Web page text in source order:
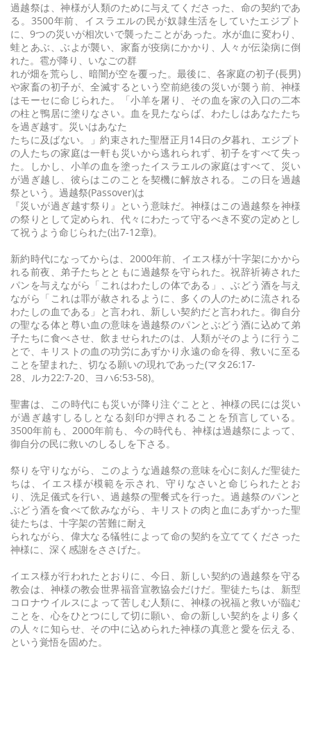
過越祭は、神様が人類のために与えてくださった、命の契約であ
る。3500年前、イスラエルの民が奴隷生活をしていたエジプト
に、9つの災いが相次いで襲ったことがあった。水が血に変わり、
蛙とあぶ、ぶよが襲い、家畜が疫病にかかり、人々が伝染病に倒
れた。雹が降り、いなごの群
れが畑を荒らし、暗闇が空を覆った。最後に、各家庭の初子(長男)
や家畜の初子が、全滅するという空前絶後の災いが襲う前、神様
はモーセに命じられた。「小羊を屠り、その血を家の入口の二本
の柱と鴨居に塗りなさい。血を見たならば、わたしはあなたたち
を過ぎ越す。災いはあなた
たちに及ばない。」約束された聖暦正月14日の夕暮れ、エジプト
の人たちの家庭は一軒も災いから逃れられず、初子をすべて失っ
た。しかし、小羊の血を塗ったイスラエルの家庭はすべて、災い
が過ぎ越し、彼らはこのことを契機に解放される。この日を過越
祭という。過越祭(Passover)は
『災いが過ぎ越す祭り』という意味だ。神様はこの過越祭を神様
の祭りとして定められ、代々にわたって守るべき不変の定めとし
て祝うよう命じられた(出7-12章)。
新約時代になってからは、2000年前、イエス様が十字架にかから
れる前夜、弟子たちとともに過越祭を守られた。祝辞祈祷された
パンを与えながら「これはわたしの体である」、ぶどう酒を与え
ながら「これは罪が赦されるように、多くの人のために流される
わたしの血である」と言われ、新しい契約だと言われた。御自分
の聖なる体と尊い血の意味を過越祭のパンとぶどう酒に込めて弟
子たちに食べさせ、飲ませられたのは、人類がそのように行うこ
とで、キリストの血の功労にあずかり永遠の命を得、救いに至る
ことを望まれた、切なる願いの現れであった(マタ26:17-
28、ルカ22:7-20、ヨハ6:53-58)。
聖書は、この時代にも災いが降り注ぐことと、神様の民には災い
が過ぎ越すしるしとなる刻印が押されることを預言している。
3500年前も、2000年前も、今の時代も、神様は過越祭によって、
御自分の民に救いのしるしを下さる。
祭りを守りながら、このような過越祭の意味を心に刻んだ聖徒た
ちは、イエス様が模範を示され、守りなさいと命じられたとお
り、洗足儀式を行い、過越祭の聖餐式を行った。過越祭のパンと
ぶどう酒を食べて飲みながら、キリストの肉と血にあずかった聖
徒たちは、十字架の苦難に耐え
られながら、偉大なる犠牲によって命の契約を立ててくださった
神様に、深く感謝をささげた。
イエス様が行われたとおりに、今日、新しい契約の過越祭を守る
教会は、神様の教会世界福音宣教協会だけだ。聖徒たちは、新型
コロナウイルスによって苦しむ人類に、神様の祝福と救いが臨む
ことを、心をひとつにして切に願い、命の新しい契約をより多く
の人々に知らせ、その中に込められた神様の真意と愛を伝える、
という覚悟を固めた。